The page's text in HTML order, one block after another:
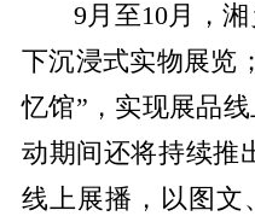
9月至10月，
下沉浸式实物展览
忆馆”，实现展品
动期间还将持续推
线上展播，以图文